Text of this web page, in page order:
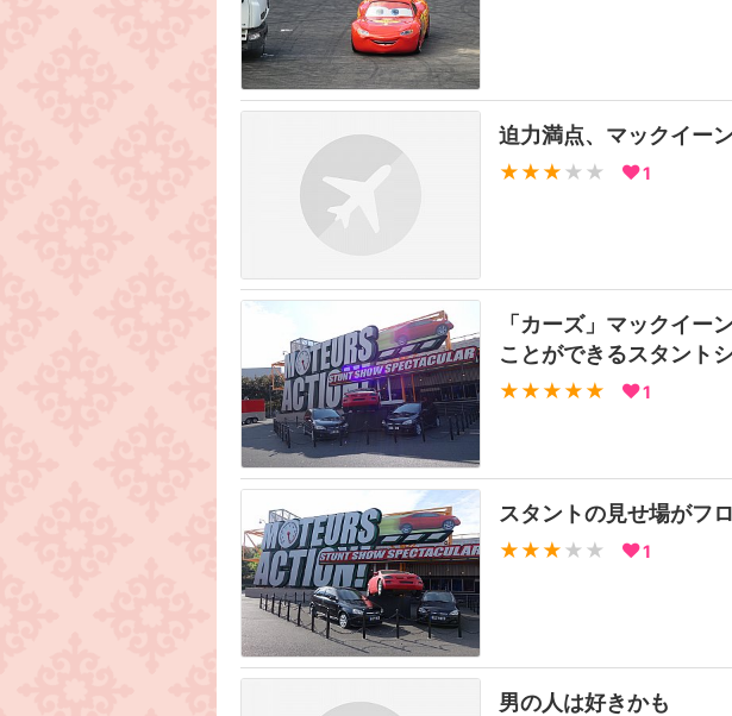
迫力満点、マックイー
★★★ ★★ 1
「カーズ」マックイー
ことができるスタント
★★★★★ 1
スタントの見せ場がフ
★★★ ★★ 1
男の人は好きかも